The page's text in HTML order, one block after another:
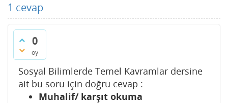
1 cevap
0
oy
Sosyal Bilimlerde Temel Kavramlar dersine
ait bu soru için doğru cevap :
Muhalif/ karşıt okuma